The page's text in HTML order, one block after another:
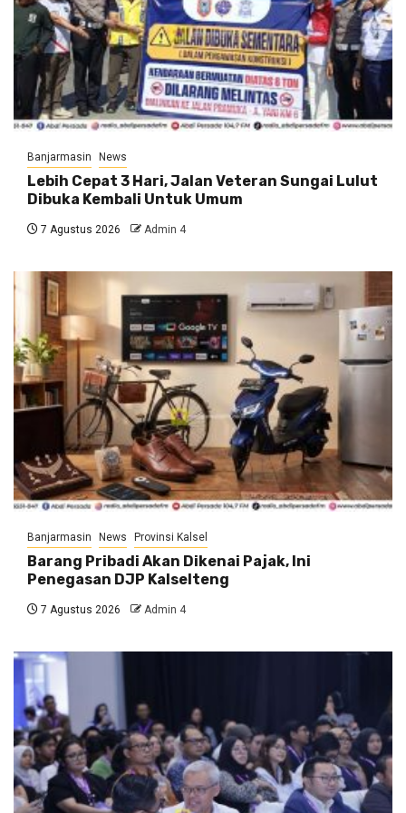
Banjarmasin News
Lebih Cepat 3 Hari, Jalan Veteran Sungai Lulut
Dibuka Kembali Untuk Umum
7 Agustus 2026 Admin 4
Banjarmasin News Provinsi Kalsel
Barang Pribadi Akan Dikenai Pajak, Ini
Penegasan DJP Kalselteng
7 Agustus 2026 Admin 4